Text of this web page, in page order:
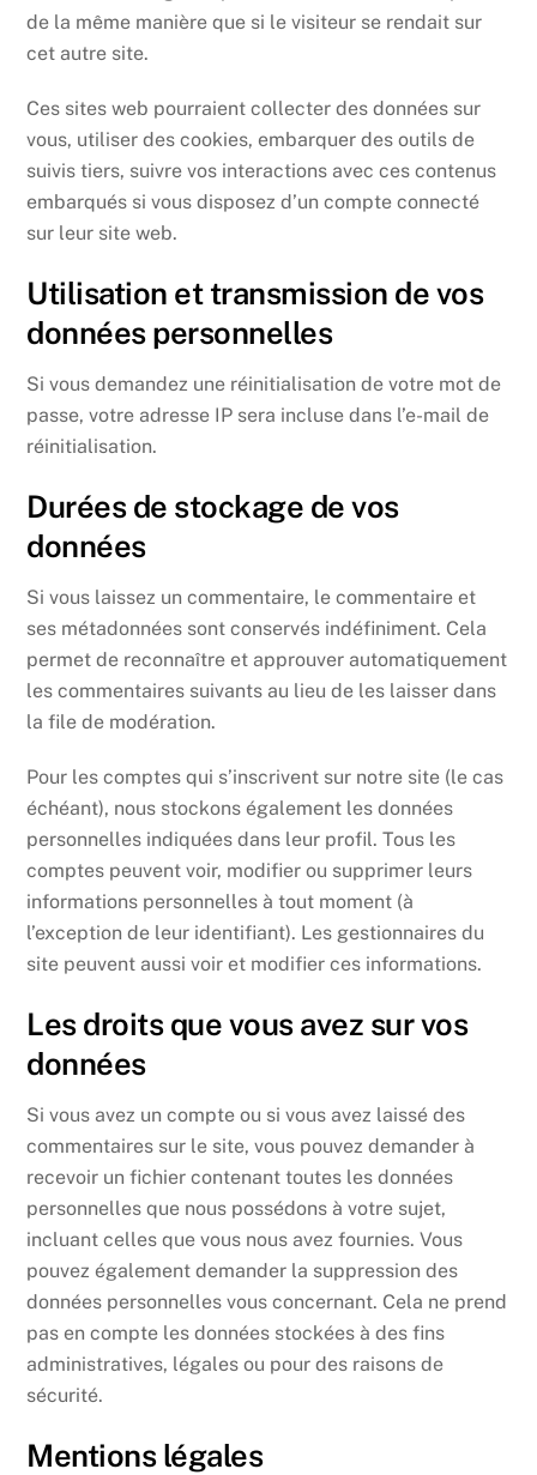
de la même manière que si le visiteur se rendait sur
cet autre site.
Ces sites web pourraient collecter des données sur
vous, utiliser des cookies, embarquer des outils de
suivis tiers, suivre vos interactions avec ces contenus
embarqués si vous disposez d’un compte connecté
sur leur site web.
Utilisation et transmission de vos
données personnelles
Si vous demandez une réinitialisation de votre mot de
passe, votre adresse IP sera incluse dans l’e-mail de
réinitialisation.
Durées de stockage de vos
données
Si vous laissez un commentaire, le commentaire et
ses métadonnées sont conservés indéfiniment. Cela
permet de reconnaître et approuver automatiquement
les commentaires suivants au lieu de les laisser dans
la file de modération.
Pour les comptes qui s’inscrivent sur notre site (le cas
échéant), nous stockons également les données
personnelles indiquées dans leur profil. Tous les
comptes peuvent voir, modifier ou supprimer leurs
informations personnelles à tout moment (à
l’exception de leur identifiant). Les gestionnaires du
site peuvent aussi voir et modifier ces informations.
Les droits que vous avez sur vos
données
Si vous avez un compte ou si vous avez laissé des
commentaires sur le site, vous pouvez demander à
recevoir un fichier contenant toutes les données
personnelles que nous possédons à votre sujet,
incluant celles que vous nous avez fournies. Vous
pouvez également demander la suppression des
données personnelles vous concernant. Cela ne prend
pas en compte les données stockées à des fins
administratives, légales ou pour des raisons de
sécurité.
Mentions légales